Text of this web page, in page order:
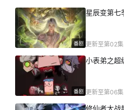
番剧
星辰变第七
更新至第02集
番剧
小表弟之超
更新至第06集
修仙者大战